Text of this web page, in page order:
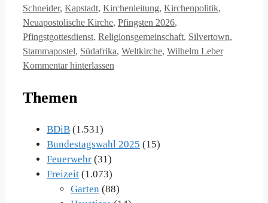
Schneider, Kapstadt, Kirchenleitung, Kirchenpolitik,
Neuapostolische Kirche, Pfingsten 2026,
Pfingstgottesdienst, Religionsgemeinschaft, Silvertown,
Stammapostel, Südafrika, Weltkirche, Wilhelm Leber
Kommentar hinterlassen
Themen
BDiB (1.531)
Bundestagswahl 2025 (15)
Feuerwehr (31)
Freizeit (1.073)
Garten (88)